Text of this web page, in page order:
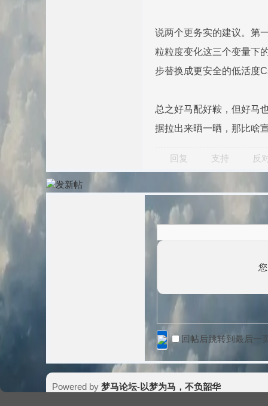
说两个更务实的建议。第
粒粒度变化这三个变量下
步替换成更安全的低活度
总之好马配好鞍，但好马
据拉出来晒一晒，那比啥
回复 支持 反
回帖后跳转到最后一
Powered by 梦马论坛-以梦为马，不负韶华